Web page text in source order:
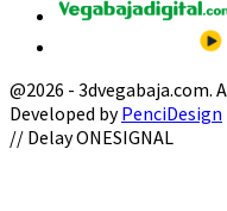
@2026 - 3dvegabaja.com.
Developed byPenciDesign
Facebook
Twitter
Instagram
Youtube
Email
// Delay ONESIGNAL